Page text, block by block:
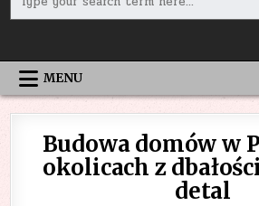
for:
MENU
Budowa domów w
okolicach z
detal